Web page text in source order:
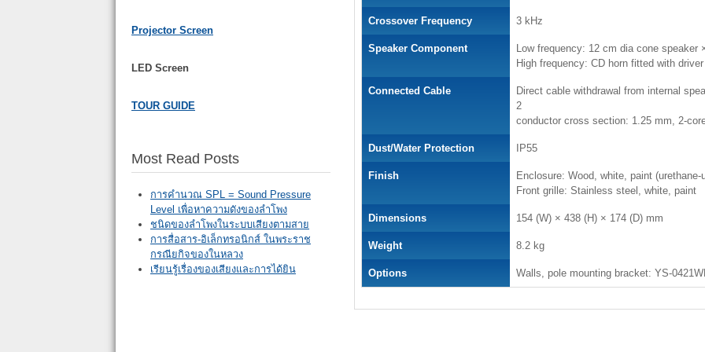
Projector Screen
LED Screen
TOUR GUIDE
Most Read Posts
การคำนวณ SPL = Sound Pressure
Level เพื่อหาความดังของลำโพง
ชนิดของลำโพงในระบบเสียงตามสาย
การสื่อสาร-อิเล็กทรอนิกส์ ในพระราช
กรณียกิจของในหลวง
เรียนรู้เรื่องของเสียงและการได้ยิน
Crossover Frequency 3 kHz
Speaker Component
Low frequency: 12 cm dia cone speaker
High frequency: CD horn fitted with
Connected Cable
Direct cable withdrawal from internal
2
conductor cross section: 1.25 mm, 2-
Dust/Water Protection IP55
Finish
Enclosure: Wood, white, paint (urethane-
Front grille: Stainless steel, white, paint
Dimensions 154 (W) × 438 (H) × 174 (D) mm
Weight 8.2 kg
Options Walls, pole mounting bracket: YS-